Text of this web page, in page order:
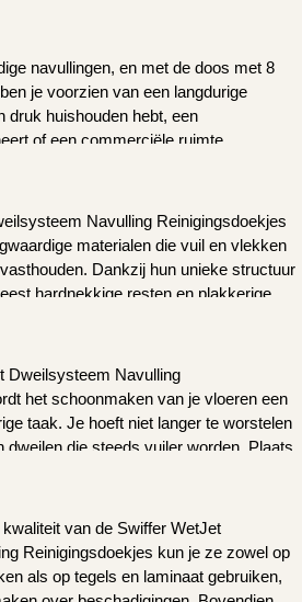
navullingen, en met de doos met 8
je voorzien van een langdurige
druk huishouden hebt, een
of een commerciële ruimte
Navulling Reinigingsdoekjes
materialen die vuil en vlekken
Dankzij hun unieke structuur
hardnekkige resten en plakkerige
Dweilsysteem Navulling
het schoonmaken van je vloeren een
taak. Je hoeft niet langer te worstelen
dweilen die steeds vuiler worden. Plaats
op, waardoor je vloeren binnen
zijn.
van de Swiffer WetJet
Reinigingsdoekjes kun je ze zowel op
als op tegels en laminaat gebruiken,